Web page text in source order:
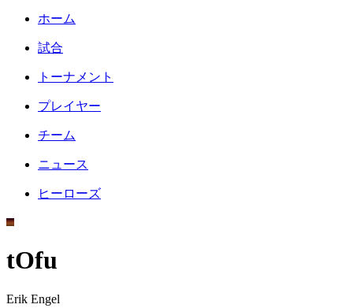
ホーム
試合
トーナメント
プレイヤー
チーム
ニュース
ヒーローズ
tOfu
Erik Engel